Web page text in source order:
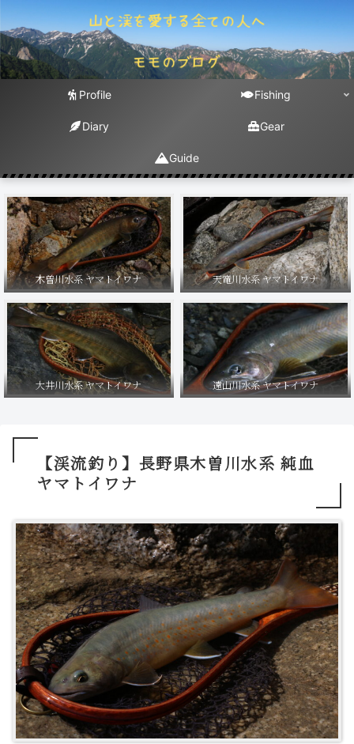
Profile Fishing
Diary Gear
Guide
木曽川水系 ヤマトイワナ 天竜川水系 ヤマトイワナ
大井川水系 ヤマトイワナ 遠山川水系 ヤマトイワナ
【渓流釣り】長野県木曽川水系 純血
ヤマトイワナ